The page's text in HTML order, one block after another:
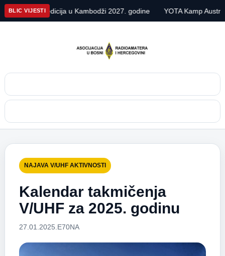
BLIC VIJESTI
DX ekspedicija u Kambodži 2027. godine YOTA Kamp Austrija
NAJAVA V/UHF AKTIVNOSTI
Kalendar takmičenja
V/UHF za 2025. godinu
27.01.2025. E70NA